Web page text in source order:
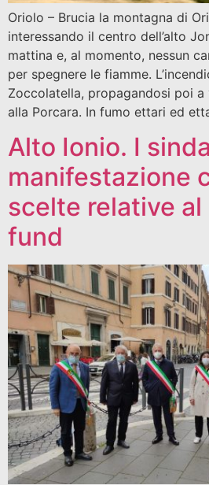
Oriolo – Brucia la montagna di
interessando il centro dell’alto
mattina e, al momento, nessun
per spegnere le fiamme.
Zoccolatella, propagandosi poi
alla Porcara. In fumo ettari ed
Alto Ionio. I
manifestazione
scelte relative al
fund